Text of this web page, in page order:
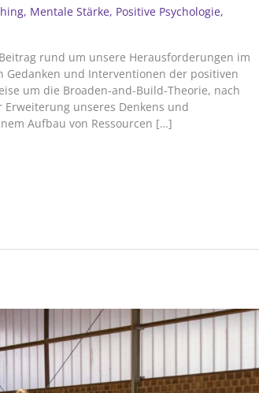
, Mentale Stärke, Positive Psychologie,
rund um unsere Herausforderungen im
Gedanken und Interventionen der positiven
um die Broaden-and-Build-Theorie, nach
unseres Denkens und
Aufbau von Ressourcen […]